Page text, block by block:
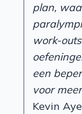
plan,
work-
een
voor
Kevin